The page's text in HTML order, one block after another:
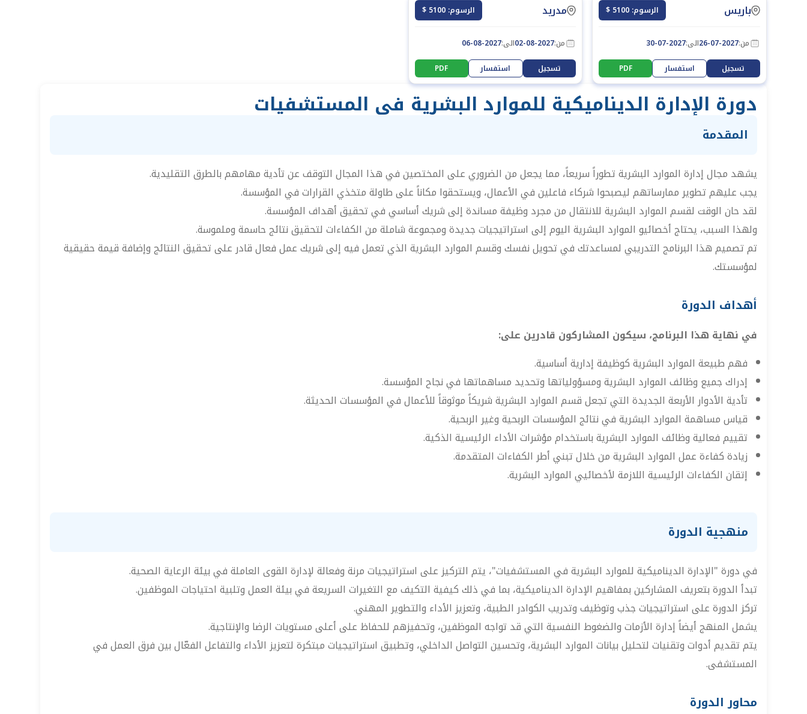
باريس الرسوم: 5100 $
من:26-07-2027الى:30-07-2027
تسجيل
استفسار PDF
مدريد الرسوم: 5100 $
من:02-08-2027الى:06-08-2027
تسجيل
استفسار PDF
دورة الإدارة الديناميكية للموارد البشرية في المستشفيات
المقدمة
يشهد مجال إدارة الموارد البشرية تطوراً سريعاً، مما يجعل من الضروري على المختصين في هذا المجال التوقف عن تأدية مهامهم بالطرق التقليدية.
يجب عليهم تطوير ممارساتهم ليصبحوا شركاء فاعلين في الأعمال، ويستحقوا مكاناً على طاولة متخذي القرارات في المؤسسة.
لقد حان الوقت لقسم الموارد البشرية للانتقال من مجرد وظيفة مساندة إلى شريك أساسي في تحقيق أهداف المؤسسة.
ولهذا السبب، يحتاج أخصائيو الموارد البشرية اليوم إلى استراتيجيات جديدة ومجموعة شاملة من الكفاءات لتحقيق نتائج حاسمة وملموسة.
تم تصميم هذا البرنامج التدريبي لمساعدتك في تحويل نفسك وقسم الموارد البشرية الذي تعمل فيه إلى شريك عمل فعال قادر على تحقيق النتائج وإضافة قيمة حقيقية
لمؤسستك.
أهداف الدورة
في نهاية هذا البرنامج، سيكون المشاركون قادرين على:
فهم طبيعة الموارد البشرية كوظيفة إدارية أساسية.
إدراك جميع وظائف الموارد البشرية ومسؤولياتها وتحديد مساهماتها في نجاح المؤسسة.
تأدية الأدوار الأربعة الجديدة التي تجعل قسم الموارد البشرية شريكاً موثوقاً للأعمال في المؤسسات الحديثة.
قياس مساهمة الموارد البشرية في نتائج المؤسسات الربحية وغير الربحية.
تقييم فعالية وظائف الموارد البشرية باستخدام مؤشرات الأداء الرئيسية الذكية.
زيادة كفاءة عمل الموارد البشرية من خلال تبني أطر الكفاءات المتقدمة.
إتقان الكفاءات الرئيسية اللازمة لأخصائيي الموارد البشرية.
منهجية الدورة
في دورة "الإدارة الديناميكية للموارد البشرية في المستشفيات"، يتم التركيز على استراتيجيات مرنة وفعالة لإدارة القوى العاملة في بيئة الرعاية الصحية.
تبدأ الدورة بتعريف المشاركين بمفاهيم الإدارة الديناميكية، بما في ذلك كيفية التكيف مع التغيرات السريعة في بيئة العمل وتلبية احتياجات الموظفين.
تركز الدورة على استراتيجيات جذب وتوظيف وتدريب الكوادر الطبية، وتعزيز الأداء والتطوير المهني.
يشمل المنهج أيضاً إدارة الأزمات والضغوط النفسية التي قد تواجه الموظفين، وتحفيزهم للحفاظ على أعلى مستويات الرضا والإنتاجية.
يتم تقديم أدوات وتقنيات لتحليل بيانات الموارد البشرية، وتحسين التواصل الداخلي، وتطبيق استراتيجيات مبتكرة لتعزيز الأداء والتفاعل الفعّال بين فرق العمل في
المستشفى.
محاور الدورة